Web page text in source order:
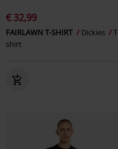
€ 32,99
FAIRLAWN T-SHIRT Dickies
shirt